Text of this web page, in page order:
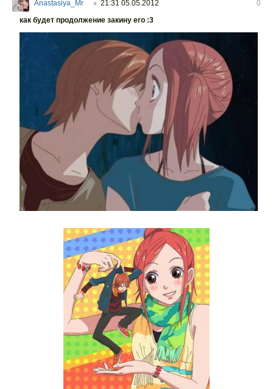
Anastasiya_Mr ○ 21:31 05.05.2012
0
как будет продолжение закину его :3